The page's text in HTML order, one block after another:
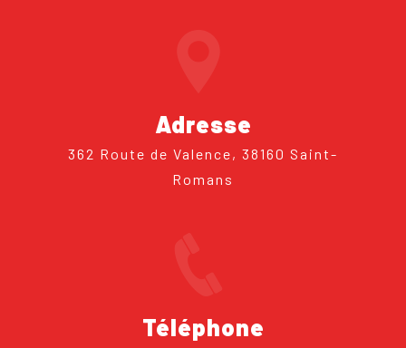
Adresse
362 Route de Valence, 38160 Saint-
Romans
Téléphone